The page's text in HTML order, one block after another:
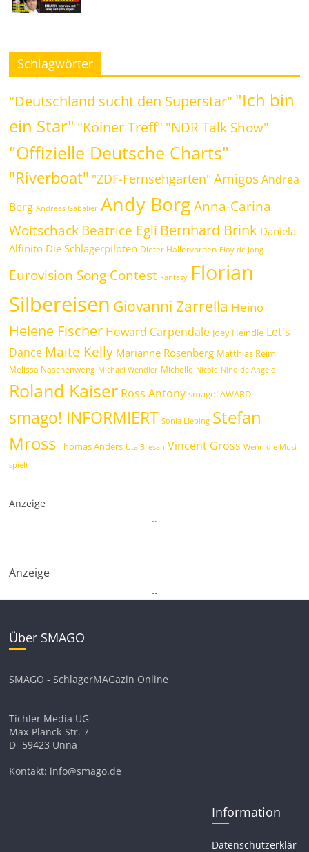
Schlagwörter
"Deutschland sucht den Superstar" "Ich bin
ein Star" "Kölner Treff" "NDR Talk Show"
"Offizielle Deutsche Charts"
"Riverboat" "ZDF-Fernsehgarten" Amigos Andrea
Berg Andreas Gabalier Andy Borg Anna-Carina
WoitschackBeatrice Egli Bernhard Brink Daniela
Alfinito Die Schlagerpiloten Dieter Hallervorden Eloy de Jong
Eurovision Song Contest Fantasy Florian
Silbereisen Giovanni Zarrella Heino
Helene Fischer Howard Carpendale Joey Heindle Let's
Dance Maite Kelly Marianne Rosenberg Matthias Reim
Melissa Naschenweng Michael Wendler Michelle Nicole Nino de Angelo
Roland Kaiser Ross Antony smago! AWARD
smago! INFORMIERT Sonia Liebing Stefan
Mross Thomas Anders Uta Bresan Vincent Gross Wenn die Musi
spielt
Anzeige
..
Anzeige
..
Über SMAGO
SMAGO - SchlagerMAGazin Online
Tichler Media UG
Max-Planck-Str. 7
D- 59423 Unna
Kontakt: info@smago.de
Information
Datenschutzerklär